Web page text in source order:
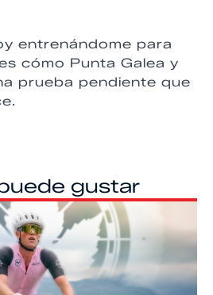
entrenándome para
cómo Punta Galea y
prueba pendiente que
gustar